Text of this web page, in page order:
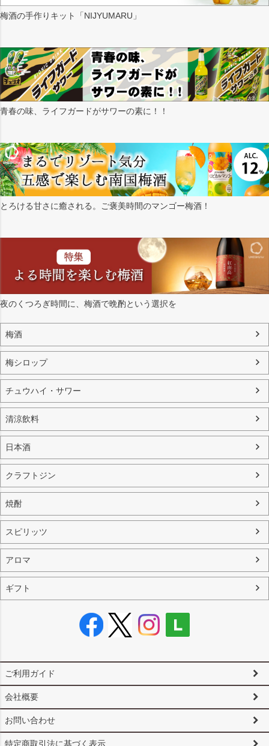
梅酒の手作りキット「NIJYUMARU」
青春の味、ライフガードがサワーの素に！！
とろける甘さに癒される。ご褒美時間のマンゴー梅酒！
夜のくつろぎ時間に、梅酒で晩酌という選択を
梅酒
梅シロップ
チュウハイ・サワー
清涼飲料
日本酒
クラフトジン
焼酎
スピリッツ
アロマ
ギフト
ご利用ガイド
会社概要
お問い合わせ
特定商取引法に基づく表示